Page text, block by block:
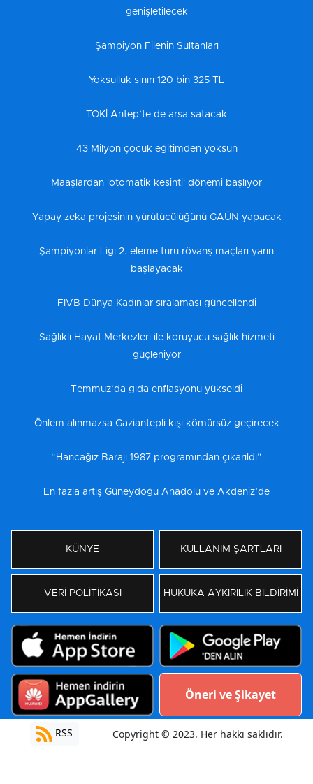
genişletilecek
Şampiyon Filenin Sultanları
Yoksulluk sınırı 120 bin 325 TL
TOKİ Antep’te de arsa satacak
43 Milyon çocuk eğitimden yoksun
Maaşlardan 'otomatik kesinti' dönemi başlıyor
Yapay zeka projesinin yürütücülüğünü GAÜN yapacak
Şampiyonlar Ligi 2. eleme turu rövanş maçları yarın
başlayacak
FIVB Dünya Kadınlar sıralaması güncellendi
Sağlıklı Hayat Merkezleri ile koruyucu sağlık hizmeti
güçleniyor
Temmuz’da gıda enflasyonu yükseldi
Önlem alınmazsa Gaziantepli kışı kömürsüz geçirecek
“Hancağız Barajı 1987 programından çıkarıldı”
En fazla artış Güneydoğu Anadolu ve Akdeniz’de
KÜNYE KULLANIM ŞARTLARI
VERİ POLİTİKASI HUKUKA AYKIRILIK BİLDİRİMİ
Öneri ve Şikayet
RSS Copyright © 2023. Her hakkı saklıdır.